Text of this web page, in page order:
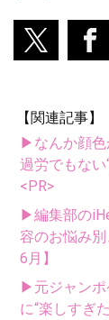
【関連記事】
▶なんか顔色
過労でもない
<PR>
▶編集部の
容のお悩み
6月】
▶元ジャンポ
に“楽しすぎ